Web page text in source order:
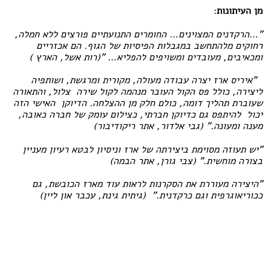
מן העיתונות:
"…הרקדנים המצוינים… החומרים התנועתיים פורצים ללא חמלה,
רחוקים מלהתחשב במגבלות הפיסיות של הגוף. הם אכזריים
ומכאיבים, מעובדים ומשויפים להפליא… "(רות אשל, הארץ )
"איריס ארז יצרה עבודה מעולה, מקורית ומרגשת, ושותפיה
ליצירה, כולל פס הקול העובר מנהמה לקול שירה צלול, והתאורה
שעוברת תהליך דומה, כולם חלק מן ההצלחה. הדיוקן האישי הזה
יכול להיתפס גם כדיוקן חברתי, כצילום עומק של חברה כאובה,
מענה ומעונה." (גבי אלדור, אתר ריקודיבור)
"יש תעוזה מסוימת ביצירתה של ארז וניסיון לבטא רעיון מעניין
בצורה מוחשית." (צבי גורן, אתר הבמה)
"היצירה מעוררת את הסקרנות לראות עוד מארז הכובשת, גם
ככוריאוגרפית וגם כרקדנית." (גיתית גינת, עכבר און ליין)